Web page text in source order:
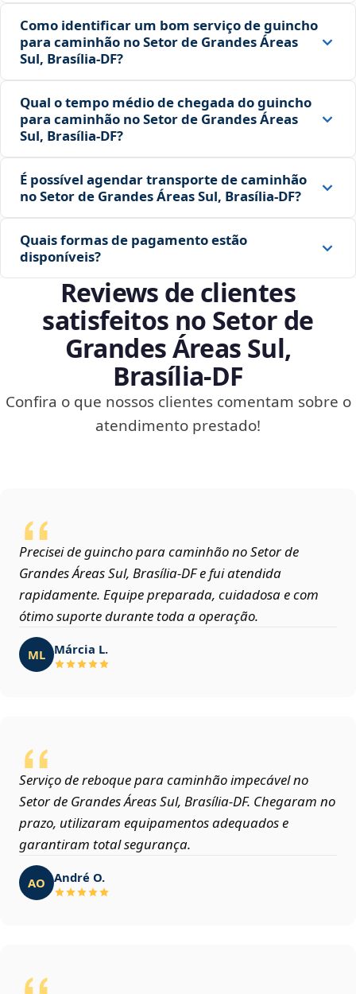
Como identificar um bom serviço de guincho
para caminhão no Setor de Grandes Áreas
Sul, Brasília‑DF?
Qual o tempo médio de chegada do guincho
para caminhão no Setor de Grandes Áreas
Sul, Brasília‑DF?
É possível agendar transporte de caminhão
no Setor de Grandes Áreas Sul, Brasília‑DF?
Quais formas de pagamento estão
disponíveis?
Reviews de clientes
satisfeitos no Setor de
Grandes Áreas Sul,
Brasília‑DF
Confira o que nossos clientes comentam sobre o
atendimento prestado!
Precisei de guincho para caminhão no Setor de
Grandes Áreas Sul, Brasília‑DF e fui atendida
rapidamente. Equipe preparada, cuidadosa e com
ótimo suporte durante toda a operação.
ML Márcia L.
Serviço de reboque para caminhão impecável no
Setor de Grandes Áreas Sul, Brasília‑DF. Chegaram no
prazo, utilizaram equipamentos adequados e
garantiram total segurança.
AO André O.